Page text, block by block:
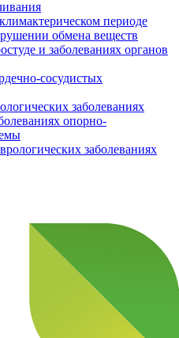
периоде
обмена веществ
и заболеваниях органов
сосудистых
заболеваниях
опорно-
заболеваниях